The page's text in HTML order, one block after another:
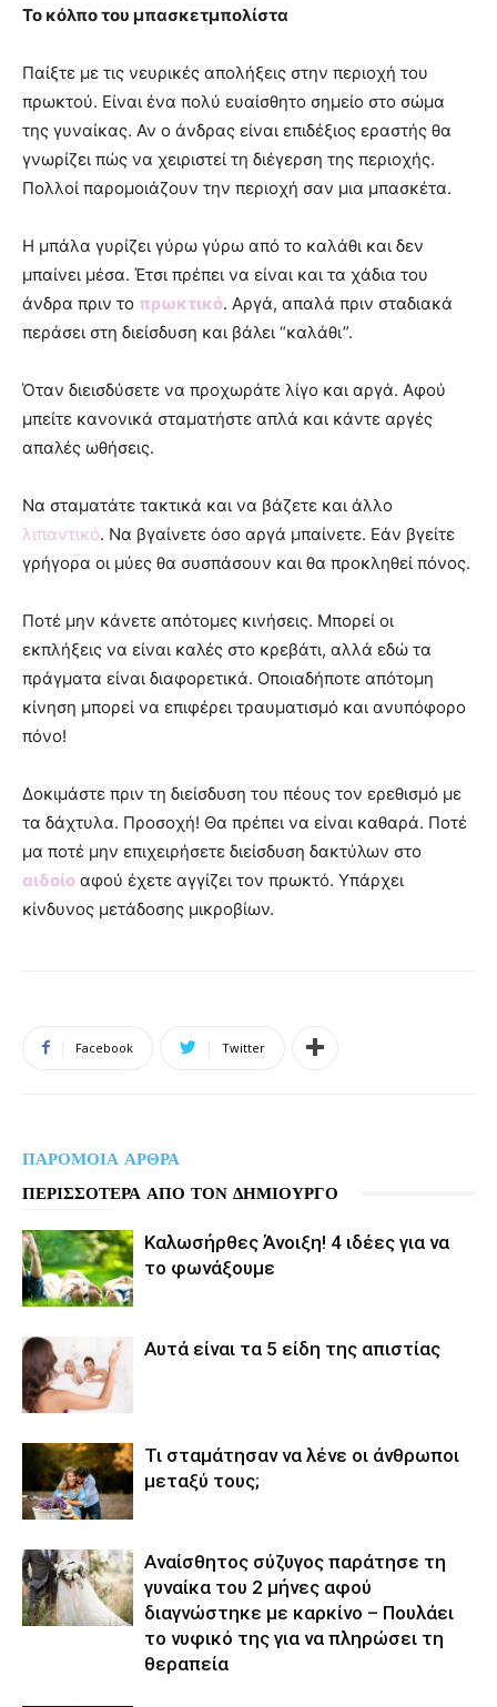
Το κόλπο του μπασκετμπολίστα
Παίξτε με τις νευρικές απολήξεις στην περιοχή του
πρωκτού. Είναι ένα πολύ ευαίσθητο σημείο στο σώμα
της γυναίκας. Αν ο άνδρας είναι επιδέξιος εραστής θα
γνωρίζει πώς να χειριστεί τη διέγερση της περιοχής.
Πολλοί παρομοιάζουν την περιοχή σαν μια μπασκέτα.
Η μπάλα γυρίζει γύρω γύρω από το καλάθι και δεν
μπαίνει μέσα. Έτσι πρέπει να είναι και τα χάδια του
άνδρα πριν το πρωκτικό. Αργά, απαλά πριν σταδιακά
περάσει στη διείσδυση και βάλει “καλάθι”.
Όταν διεισδύσετε να προχωράτε λίγο και αργά. Αφού
μπείτε κανονικά σταματήστε απλά και κάντε αργές
απαλές ωθήσεις.
Να σταματάτε τακτικά και να βάζετε και άλλο
λιπαντικό. Να βγαίνετε όσο αργά μπαίνετε. Εάν βγείτε
γρήγορα οι μύες θα συσπάσουν και θα προκληθεί πόνος.
Ποτέ μην κάνετε απότομες κινήσεις. Μπορεί οι
εκπλήξεις να είναι καλές στο κρεβάτι, αλλά εδώ τα
πράγματα είναι διαφορετικά. Οποιαδήποτε απότομη
κίνηση μπορεί να επιφέρει τραυματισμό και ανυπόφορο
πόνο!
Δοκιμάστε πριν τη διείσδυση του πέους τον ερεθισμό με
τα δάχτυλα. Προσοχή! Θα πρέπει να είναι καθαρά. Ποτέ
μα ποτέ μην επιχειρήσετε διείσδυση δακτύλων στο
αιδοίο αφού έχετε αγγίζει τον πρωκτό. Υπάρχει
κίνδυνος μετάδοσης μικροβίων.
Facebook Twitter
ΠΑΡΟΜΟΙΑ ΑΡΘΡΑ
ΠΕΡΙΣΣΟΤΕΡΑ ΑΠΟ ΤΟΝ ΔΗΜΙΟΥΡΓΟ
Καλωσήρθες Άνοιξη! 4 ιδέες για να
το φωνάξουμε
Αυτά είναι τα 5 είδη της απιστίας
Τι σταμάτησαν να λένε οι άνθρωποι
μεταξύ τους;
Αναίσθητος σύζυγος παράτησε τη
γυναίκα του 2 μήνες αφού
διαγνώστηκε με καρκίνο – Πουλάει
το νυφικό της για να πληρώσει τη
θεραπεία